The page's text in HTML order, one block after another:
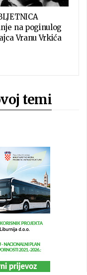
na poginulog
Vranu Vrkića
temi